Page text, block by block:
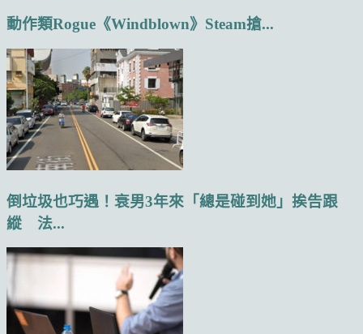
動作類Rogue《Windblown》Steam搶...
倒垃圾也巧遇！衰男3年來「總是碰到她」挨告跟
縱 法...